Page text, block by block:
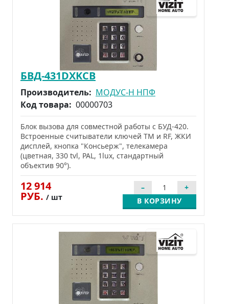
БВД-431DXKCB
Производитель: МОДУС-Н НПФ
Код товара: 00000703
Блок вызова для совместной работы с БУД-420.
Встроенные считыватели ключей TM и RF, ЖКИ
дисплей, кнопка "Консьерж", телекамера
(цветная, 330 tvl, PAL, 1lux, стандартный
объектив 90°).
12 914
РУБ. / шт В КОРЗИНУ